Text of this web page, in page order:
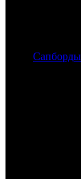
Сапборды